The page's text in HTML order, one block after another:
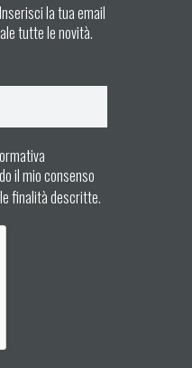
la tua email
tutte le novità.
il mio consenso
finalità descritte.